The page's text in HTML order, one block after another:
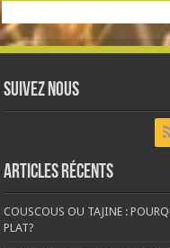
Suivez nous
Articles récents
COUSCOUS OU TAJINE :
PLAT?